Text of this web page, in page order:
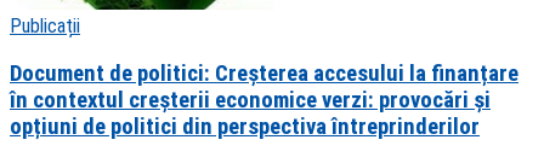
Publicații
Document de politici: Creșterea accesului la finanțare
în contextul creșterii economice verzi: provocări și
opțiuni de politici din perspectiva întreprinderilor